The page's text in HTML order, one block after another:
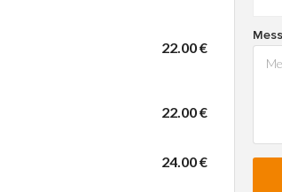
22.00 €
22.00 €
24.00 €